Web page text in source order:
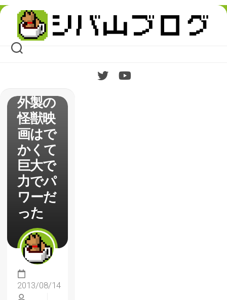
Skip
content
【パシ
フィッ
ク・リ
想・海
外製の
怪獣映
画はで
かくて
巨大で
力でパ
ワーだ
った
2013/08/14